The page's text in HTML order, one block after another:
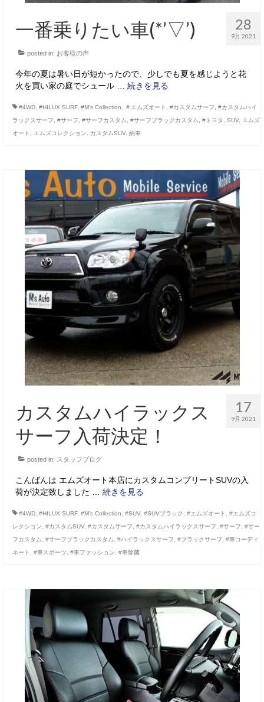
28
9月 2021
一番乗りたい車(*’▽’)
posted in: お客様の声
今年の夏は暑い日が短かったので、少しでも夏を感じようと花
火を買い家の庭でシュール … 続きを見る
#4WD #HILUX SURF, #M’s Collection ＃エムズオート #カスタムサーフ
#カスタムハイ
ラックスサーフ
#サーフ #サーフカスタム #サーフブラックカスタム #トヨタ SUV, エムズ
オート
エムズコレクション カスタムSUV, 納車
17
9月 2021
カスタムハイラックス
サーフ入荷決定！
posted in: スタッフブログ
こんばんは エムズオート本店にカスタムコンプリートSUVの入
荷が決定致しました … 続きを見る
#4WD #HILUX SURF, #M’s Collection #SUV, #SUVブラック #エムズオート
#エムズコ
レクション
#カスタムSUV, #カスタムサーフ #カスタムハイラックスサーフ #サーフ
#サー
フカスタム
#サーフブラックカスタム #ハイラックスサーフ #ブラックサーフ
#車コーディ
ネート
#車スポーツ #車ファッション #車除菌